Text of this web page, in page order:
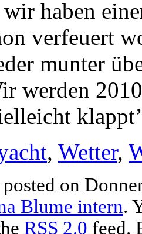
haben
verfeuert
munter
werden
, Wetter,
on
Blume intern.
RSS 2.0 feed.